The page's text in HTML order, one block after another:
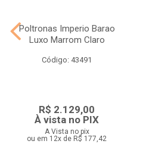
Poltronas Imperio Barao
Luxo Marrom Claro
Código: 43491
R$ 2.129,00
À vista no PIX
A Vista no pix
ou em 12x de R$ 177,42